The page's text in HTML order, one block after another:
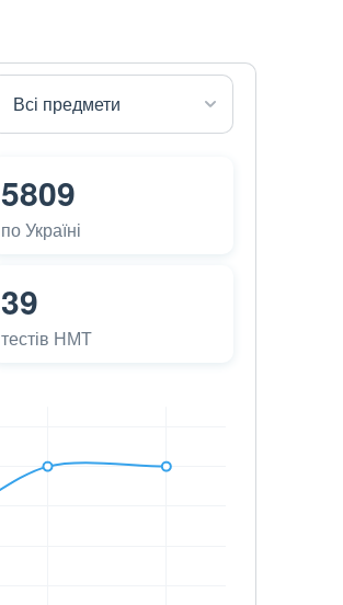
5809
по Україні
39
тестів НМТ